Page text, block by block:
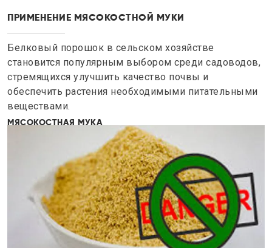
ПРИМЕНЕНИЕ МЯСОКОСТНОЙ МУКИ
Белковый порошок в сельском хозяйстве
становится популярным выбором среди садоводов,
стремящихся улучшить качество почвы и
обеспечить растения необходимыми питательными
веществами.
МЯСОКОСТНАЯ МУКА